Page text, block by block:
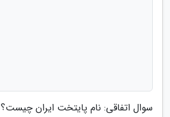
سوال اتفاقی: نام پایتخت ایران چیست؟